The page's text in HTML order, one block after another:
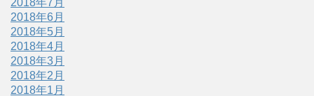
2018年7月
2018年6月
2018年5月
2018年4月
2018年3月
2018年2月
2018年1月